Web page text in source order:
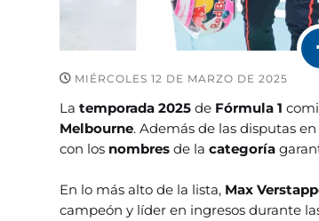
MIÉRCOLES 12 DE MARZO DE 2025
La temporada 2025de Fórmula 1
Melbourne. Además de las disputas en
con los nombresde lacategoría
En lo más alto de la lista, Max
campeón y líder en ingresos durante